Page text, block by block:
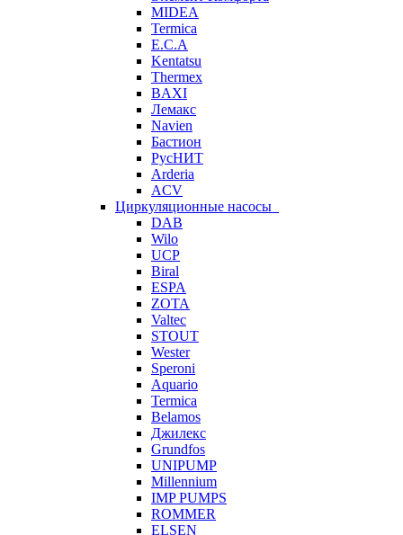
MIDEA
Termica
E.C.A
Kentatsu
Thermex
BAXI
Лемакс
Navien
Бастион
РусНИТ
Arderia
ACV
Циркуляционные насосы
DAB
Wilo
UCP
Biral
ESPA
ZOTA
Valtec
STOUT
Wester
Speroni
Aquario
Termica
Belamos
Джилекс
Grundfos
UNIPUMP
Millennium
IMP PUMPS
ROMMER
ELSEN